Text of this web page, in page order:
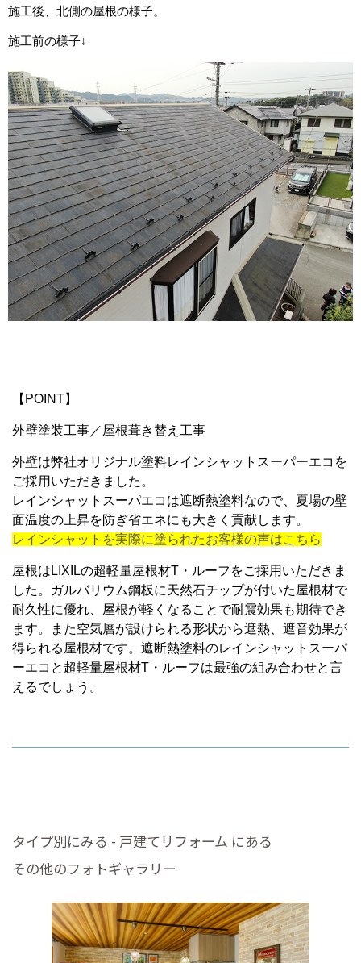
施工後、北側の屋根の様子。
施工前の様子↓
【POINT】
外壁塗装工事／屋根葺き替え工事
外壁は弊社オリジナル塗料レインシャットスーパーエコを
ご採用いただきました。
レインシャットスーパエコは遮断熱塗料なので、夏場の壁
面温度の上昇を防ぎ省エネにも大きく貢献します。
レインシャットを実際に塗られたお客様の声はこちら
屋根はLIXILの超軽量屋根材T・ルーフをご採用いただきま
した。ガルバリウム鋼板に天然石チップが付いた屋根材で
耐久性に優れ、屋根が軽くなることで耐震効果も期待でき
ます。また空気層が設けられる形状から遮熱、遮音効果が
得られる屋根材です。遮断熱塗料のレインシャットスーパ
ーエコと超軽量屋根材T・ルーフは最強の組み合わせと言
えるでしょう。
タイプ別にみる - 戸建てリフォーム にある
その他のフォトギャラリー